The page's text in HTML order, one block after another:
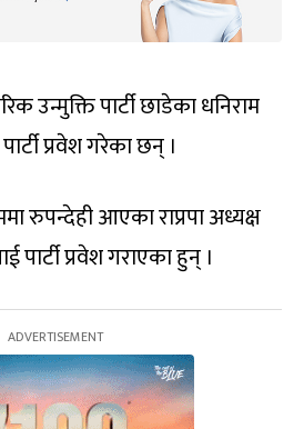
उन्मुक्ति पार्टी छाडेका धनिराम
पार्टी प्रवेश गरेका छन् ।
रुपन्देही आएका राप्रपा अध्यक्ष
पार्टी प्रवेश गराएका हुन् ।